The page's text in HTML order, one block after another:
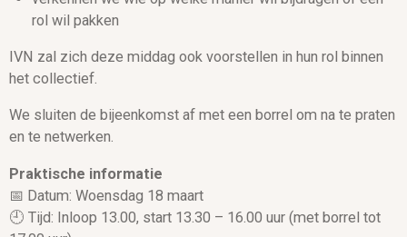
rol wil pakken
IVN zal zich deze middag ook voorstellen in hun rol binnen
het collectief.
We sluiten de bijeenkomst af met een borrel om na te praten
en te netwerken.
Praktische informatie
📅 Datum: Woensdag 18 maart
🕘 Tijd: Inloop 13.00, start 13.30 – 16.00 uur (met borrel tot